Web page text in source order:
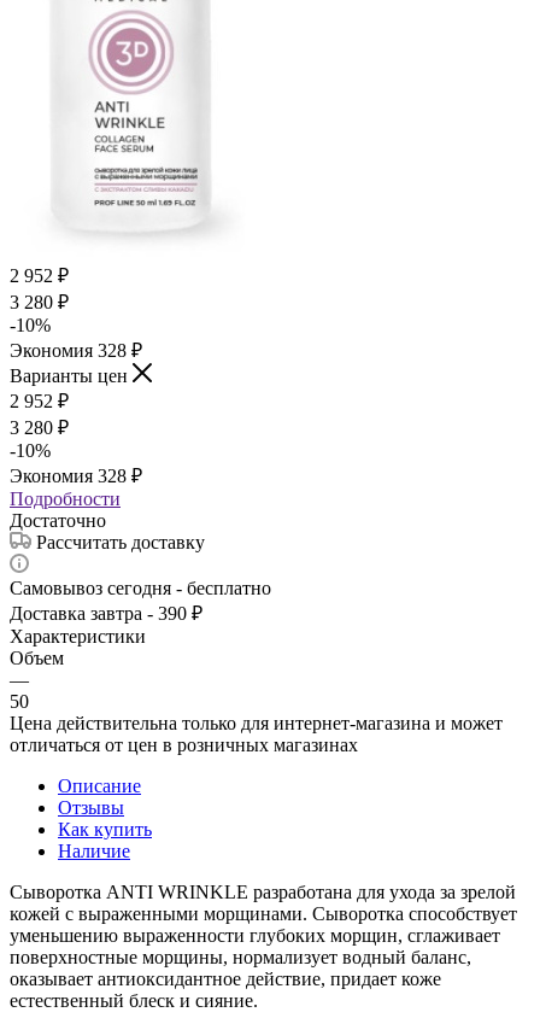
2 952 ₽
3 280 ₽
-10%
Экономия 328 ₽
Варианты цен
2 952 ₽
3 280 ₽
-10%
Экономия 328 ₽
Подробности
Достаточно
Рассчитать доставку
Самовывоз сегодня - бесплатно
Доставка завтра - 390 ₽
Характеристики
Объем
—
50
Цена действительна только для интернет-магазина и может
отличаться от цен в розничных магазинах
Описание
Отзывы
Как купить
Наличие
Сыворотка ANTI WRINKLE разработана для ухода за зрелой
кожей с выраженными морщинами. Сыворотка cпособствует
уменьшению выраженности глубоких морщин, сглаживает
поверхностные морщины, нормализует водный баланс,
оказывает антиоксидантное действие, придает коже
естественный блеск и сияние.